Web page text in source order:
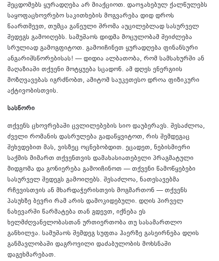
შეცდომებს ყურადღება არ მიაქციოთ. დაოჯახებულ ქალწულებს
საყოფაცხოვრებო საკითხების მოგვარება დიდ დროს
წაართმევთ, თუმცა გაწეული შრომა აუცილებლად სასურველ
შედეგს გამოიღებს. სამუშაოს დიდმა მოცულობამ შეიძლება
სრულიად გამოგფიტოთ. გამოიჩინეთ ყურადღება ფინანსური
ანგარიშსწორებისას! — დიდია ალბათობა, რომ სამსახურში ან
მაღაზიაში თქვენი მოტყუება სცადონ. ამ დღეს ენერგიის
მოზღვავებას იგრძნობთ, ამიტომ საუკეთესო დროა ფიზიკური
აქტივობისთვის.
სასწორი
თქვენს ცხოვრებაში ცვლილებების სიო დაუბერავს. შესაძლოა,
ძველი რომანის დასრულება გადაწყვიტოთ, რის შემდეგაც
შეხვდებით მას, ვისზეც ოცნებობდით. ეცადეთ, ნებისმიერი
საქმის მიმართ თქვენთვის დამახასიათებელი პრაგმატული
მიდგომა და გონიერება გამოიჩინოთ — თქვენი წამოწყებები
სასურველ შედეგს გამოიღებს. შესაძლოა, ნათესავებმა
რჩევისთვის ან მხარდაჭერისთვის მოგმართონ — თქვენს
პასუხზე ბევრი რამ არის დამოკიდებული. დღის პირველ
ნახევარში წარმატება თან გდევთ, იქნება ეს
ხელმძღვანელობასთან ურთიერთობა თუ სასამართლო
განხილვა. სამუშაოს შემდეგ სუფთა ჰაერზე გასეირნება დღის
განმავლობაში დაგროვილი დაძაბულობის მოხსნაში
დაგეხმარებათ.